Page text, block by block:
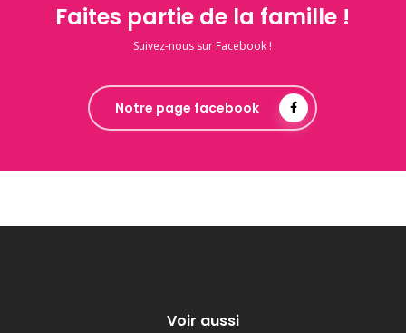
Faites partie de la famille !
Suivez-nous sur Facebook !
Notre page facebook
Voir aussi